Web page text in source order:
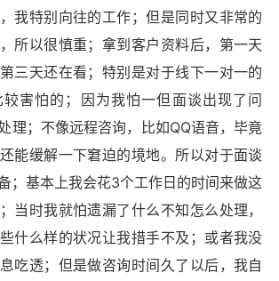
我特别向往的工作；但是同时又非常的
所以很慎重；拿到客户资料后，第一天
三天还在看；特别是对于线下一对一的
害怕的；因为我怕一但面谈出现了问
理；不像远程咨询，比如QQ语音，毕竟
能缓解一下窘迫的境地。所以对于面谈
；基本上我会花3个工作日的时间来做这
当时我就怕遗漏了什么不知怎么处理，
什么样的状况让我措手不及；或者我没
吃透；但是做咨询时间久了以后，我自